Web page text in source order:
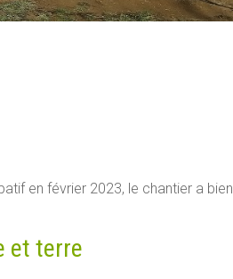
en février 2023, le chantier a bien
et terre